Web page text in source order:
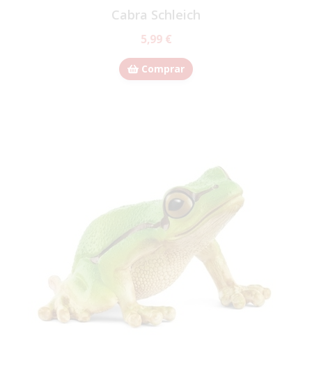
Cabra Schleich
5,99 €
Comprar